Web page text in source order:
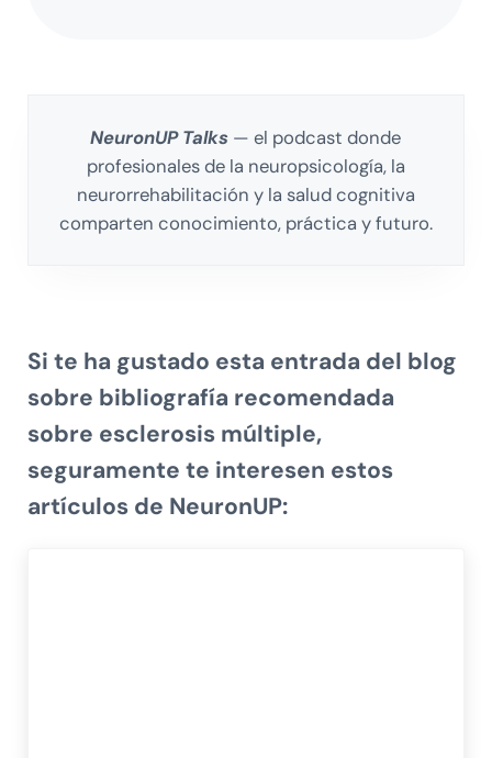
NeuronUP Talks — el podcast donde
profesionales de la neuropsicología, la
neurorrehabilitación y la salud cognitiva
comparten conocimiento, práctica y futuro.
Si te ha gustado esta entrada del blog
sobre bibliografía recomendada
sobre esclerosis múltiple,
seguramente te interesen estos
artículos de NeuronUP: